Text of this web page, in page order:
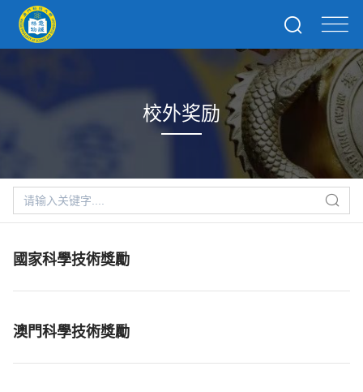
校外奖励
國家科學技術獎勵
澳門科學技術獎勵